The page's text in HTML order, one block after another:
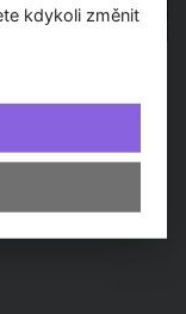
kdykoli změnit